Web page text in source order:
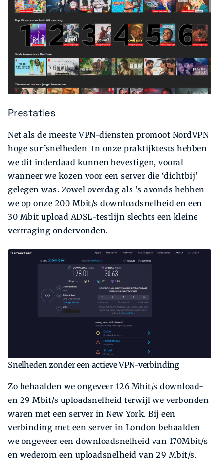
Prestaties
Net als de meeste VPN-diensten promoot NordVPN
hoge surfsnelheden. In onze praktijktests hebben
we dit inderdaad kunnen bevestigen, vooral
wanneer we kozen voor een server die ‘dichtbij’
gelegen was. Zowel overdag als ’s avonds hebben
we op onze 200 Mbit/s downloadsnelheid en een
30 Mbit upload ADSL-testlijn slechts een kleine
vertraging ondervonden.
Snelheden zonder een actieve VPN-verbinding
Zo behaalden we ongeveer 126 Mbit/s download-
en 29 Mbit/s uploadsnelheid terwijl we verbonden
waren met een server in New York. Bij een
verbinding met een server in London behaalden
we ongeveer een downloadsnelheid van 170Mbit/s
en wederom een uploadsnelheid van 29 Mbit/s.